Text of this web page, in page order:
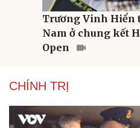
Trương Vinh Hiển
Nam ở chung kết
Open
CHÍNH TRỊ